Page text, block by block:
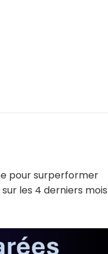
pour surperformer
les 4 derniers mois